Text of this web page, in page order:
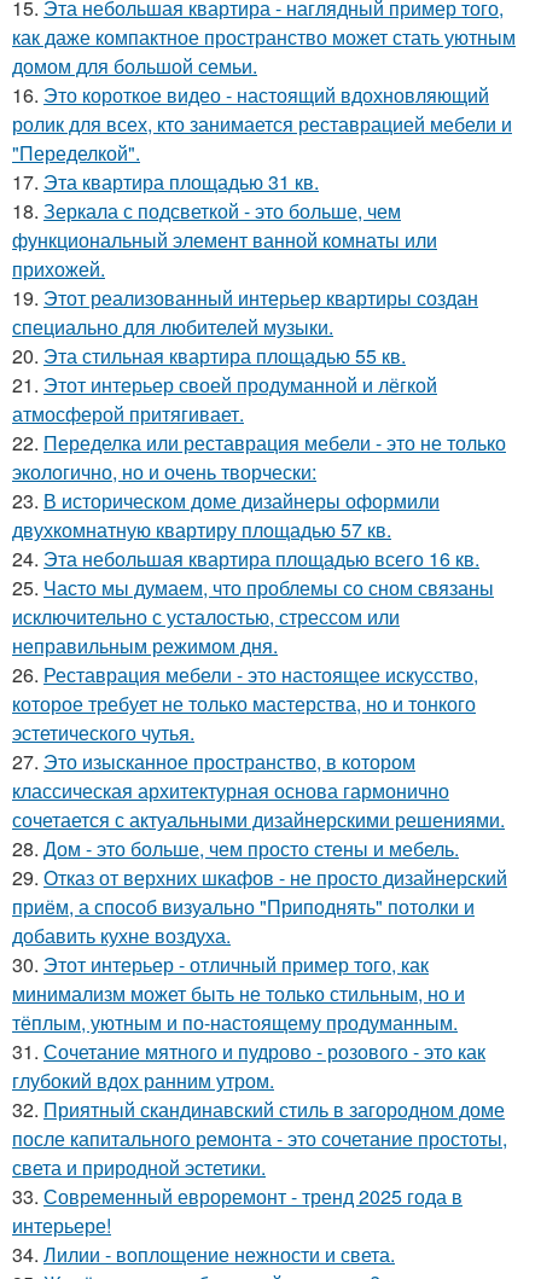
15. Эта небольшая квартира - наглядный пример того,
как даже компактное пространство может стать уютным
домом для большой семьи.
16. Это короткое видео - настоящий вдохновляющий
ролик для всех, кто занимается реставрацией мебели и
"Переделкой".
17. Эта квартира площадью 31 кв.
18. Зеркала с подсветкой - это больше, чем
функциональный элемент ванной комнаты или
прихожей.
19. Этот реализованный интерьер квартиры создан
специально для любителей музыки.
20. Эта стильная квартира площадью 55 кв.
21. Этот интерьер своей продуманной и лёгкой
атмосферой притягивает.
22. Переделка или реставрация мебели - это не только
экологично, но и очень творчески:
23. В историческом доме дизайнеры оформили
двухкомнатную квартиру площадью 57 кв.
24. Эта небольшая квартира площадью всего 16 кв.
25. Часто мы думаем, что проблемы со сном связаны
исключительно с усталостью, стрессом или
неправильным режимом дня.
26. Реставрация мебели - это настоящее искусство,
которое требует не только мастерства, но и тонкого
эстетического чутья.
27. Это изысканное пространство, в котором
классическая архитектурная основа гармонично
сочетается с актуальными дизайнерскими решениями.
28. Дом - это больше, чем просто стены и мебель.
29. Отказ от верхних шкафов - не просто дизайнерский
приём, а способ визуально "Приподнять" потолки и
добавить кухне воздуха.
30. Этот интерьер - отличный пример того, как
минимализм может быть не только стильным, но и
тёплым, уютным и по-настоящему продуманным.
31. Сочетание мятного и пудрово - розового - это как
глубокий вдох ранним утром.
32. Приятный скандинавский стиль в загородном доме
после капитального ремонта - это сочетание простоты,
света и природной эстетики.
33. Современный евроремонт - тренд 2025 года в
интерьере!
34. Лилии - воплощение нежности и света.